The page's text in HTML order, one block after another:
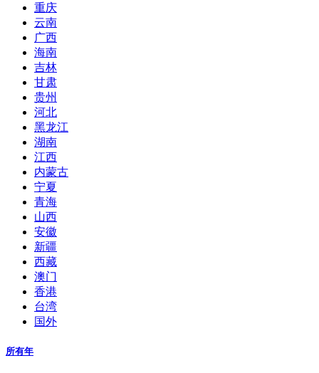
重庆
云南
广西
海南
吉林
甘肃
贵州
河北
黑龙江
湖南
江西
内蒙古
宁夏
青海
山西
安徽
新疆
西藏
澳门
香港
台湾
国外
所有年